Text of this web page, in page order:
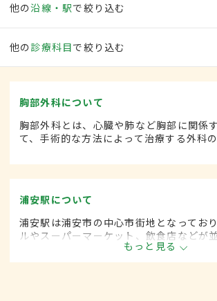
他の沿線・駅で絞り込む
他の 診療科目で絞り込む
胸部外科について
胸部外科とは、心臓や肺など胸部に関係
て、手術的な方法によって治療する外科の
浦安駅について
浦安駅は浦安市の中心市街地となってお
ルやスーパーマーケット、飲食店などが
くに人気リゾート施設のある駅としても
バスが出ている。1日の平均乗降者数は
もっと見る